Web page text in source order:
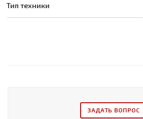
Тип техники
ЗАДАТЬ ВОПРОС